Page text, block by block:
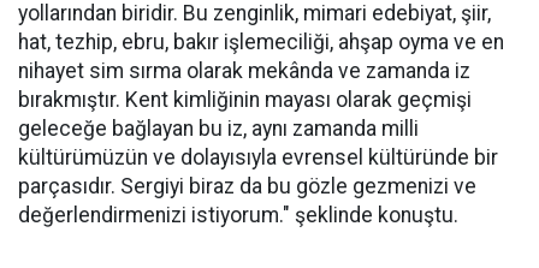
yollarından biridir. Bu zenginlik, mimari edebiyat, şiir,
hat, tezhip, ebru, bakır işlemeciliği, ahşap oyma ve en
nihayet sim sırma olarak mekânda ve zamanda iz
bırakmıştır. Kent kimliğinin mayası olarak geçmişi
geleceğe bağlayan bu iz, aynı zamanda milli
kültürümüzün ve dolayısıyla evrensel kültüründe bir
parçasıdır. Sergiyi biraz da bu gözle gezmenizi ve
değerlendirmenizi istiyorum." şeklinde konuştu.